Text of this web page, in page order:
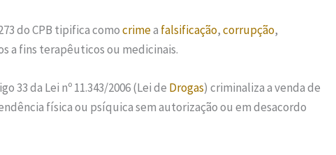
do CPB tipifica comocrimea falsificação,corrupção,
a fins terapêuticos ou medicinais.
33 da Lei nº 11.343/2006 (Lei de Drogas) criminaliza a venda de
física ou psíquica sem autorização ou em desacordo